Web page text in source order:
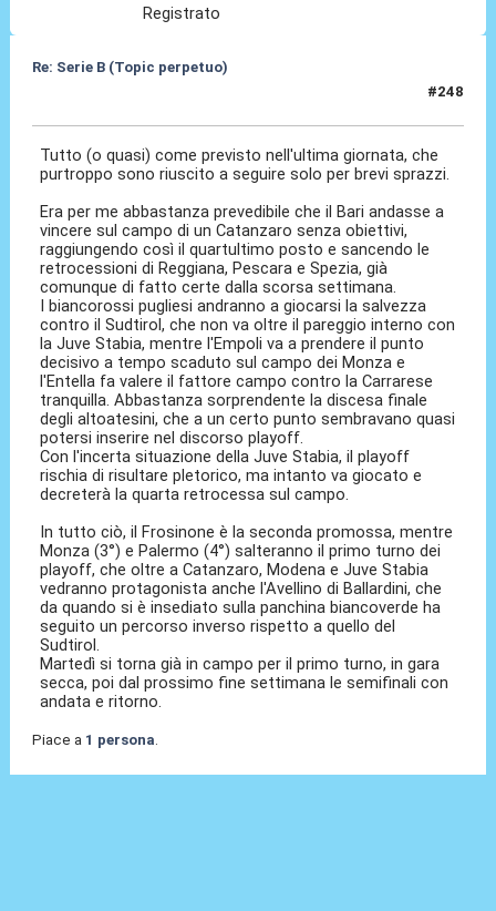
Registrato
Re: Serie B (Topic perpetuo)
#248
Tutto (o quasi) come previsto nell'ultima giornata, che
purtroppo sono riuscito a seguire solo per brevi sprazzi.
Era per me abbastanza prevedibile che il Bari andasse a
vincere sul campo di un Catanzaro senza obiettivi,
raggiungendo così il quartultimo posto e sancendo le
retrocessioni di Reggiana, Pescara e Spezia, già
comunque di fatto certe dalla scorsa settimana.
I biancorossi pugliesi andranno a giocarsi la salvezza
contro il Sudtirol, che non va oltre il pareggio interno con
la Juve Stabia, mentre l'Empoli va a prendere il punto
decisivo a tempo scaduto sul campo dei Monza e
l'Entella fa valere il fattore campo contro la Carrarese
tranquilla. Abbastanza sorprendente la discesa finale
degli altoatesini, che a un certo punto sembravano quasi
potersi inserire nel discorso playoff.
Con l'incerta situazione della Juve Stabia, il playoff
rischia di risultare pletorico, ma intanto va giocato e
decreterà la quarta retrocessa sul campo.
In tutto ciò, il Frosinone è la seconda promossa, mentre
Monza (3°) e Palermo (4°) salteranno il primo turno dei
playoff, che oltre a Catanzaro, Modena e Juve Stabia
vedranno protagonista anche l'Avellino di Ballardini, che
da quando si è insediato sulla panchina biancoverde ha
seguito un percorso inverso rispetto a quello del
Sudtirol.
Martedì si torna già in campo per il primo turno, in gara
secca, poi dal prossimo fine settimana le semifinali con
andata e ritorno.
Piace a 1 persona.